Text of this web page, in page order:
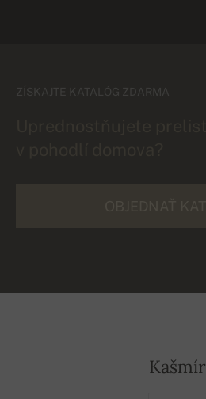
ZÍSKAJTE KATALÓG ZDARMA
Kašmír